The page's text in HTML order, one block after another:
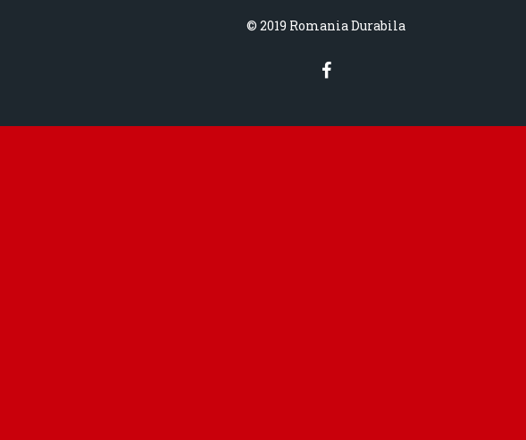
© 2019 Romania Durabila